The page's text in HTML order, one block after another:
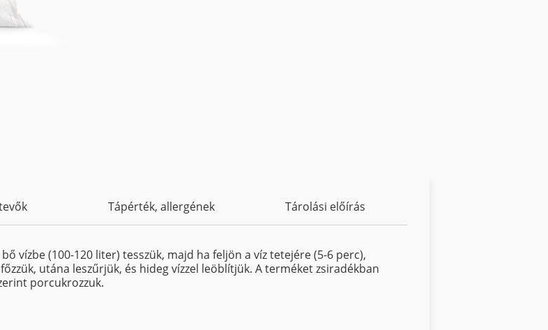
Tápérték, allergének Tárolási előírás
vízbe (100-120 liter) tesszük, majd ha feljön a víz tetejére (5-6 perc),
utána leszűrjük, és hideg vízzel leöblítjük. A terméket zsiradékban
porcukrozzuk.